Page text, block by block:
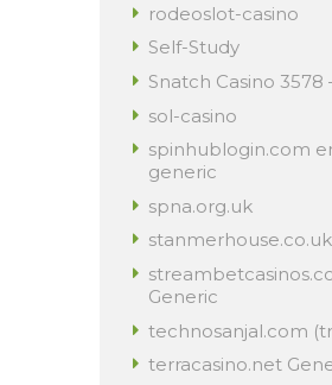
rodeoslot-casino
Self-Study
Snatch Casino 3578
sol-casino
spinhublogin.com
generic
spna.org.uk
stanmerhouse.co.uk
Generic
technosanjal.com
terracasino.net